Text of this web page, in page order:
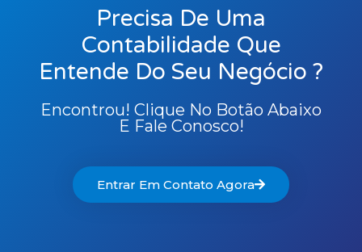
Precisa De Uma
Contabilidade Que
Entende Do Seu Negócio ?
Encontrou! Clique No Botão Abaixo
E Fale Conosco!
Entrar Em Contato Agora